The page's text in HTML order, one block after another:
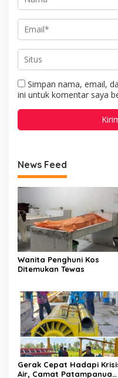
Simpan nama, email,
ini untuk komentar saya
News Feed
Wanita Penghuni Kos
Ditemukan Tewas
Gerak Cepat Hadapi
Air, Camat Patampanua